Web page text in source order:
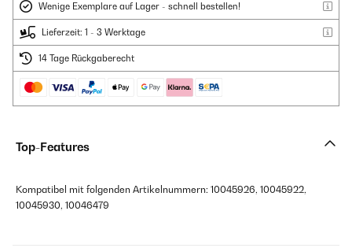
Wenige Exemplare auf Lager - schnell bestellen!
Lieferzeit: 1 - 3 Werktage
14 Tage Rückgaberecht
Top-Features
Kompatibel mit folgenden Artikelnummern: 10045926, 10045922,
10045930, 10046479